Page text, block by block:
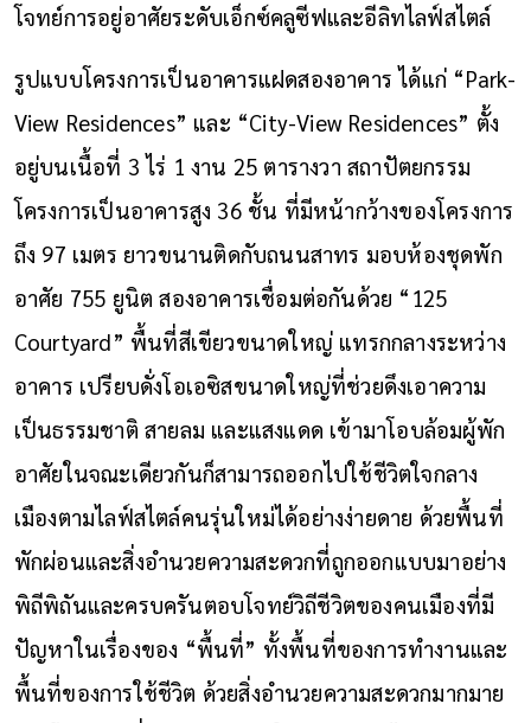
โจทย์การอยู่อาศัยระดับเอ็กซ์คลูซีฟและอีลิทไลฟ์สไตล์
รูปแบบโครงการเป็นอาคารแฝดสองอาคาร ได้แก่ “Park-
View Residences” และ “City-View Residences” ตั้ง
อยู่บนเนื้อที่ 3 ไร่ 1 งาน 25 ตารางวา สถาปัตยกรรม
โครงการเป็นอาคารสูง 36 ชั้น ที่มีหน้ากว้างของโครงการ
ถึง 97 เมตร ยาวขนานติดกับถนนสาทร มอบห้องชุดพัก
อาศัย 755 ยูนิต สองอาคารเชื่อมต่อกันด้วย “125
Courtyard” พื้นที่สีเขียวขนาดใหญ่ แทรกกลางระหว่าง
อาคาร เปรียบดั่งโอเอซิสขนาดใหญ่ที่ช่วยดึงเอาความ
เป็นธรรมชาติ สายลม และแสงแดด เข้ามาโอบล้อมผู้พัก
อาศัยในจณะเดียวกันก็สามารถออกไปใช้ชีวิตใจกลาง
เมืองตามไลฟ์สไตล์คนรุ่นใหม่ได้อย่างง่ายดาย ด้วยพื้นที่
พักผ่อนและสิ่งอำนวยความสะดวกที่ถูกออกแบบมาอย่าง
พิถีพิถันและครบครันตอบโจทย์วิถีชีวิตของคนเมืองที่มี
ปัญหาในเรื่องของ “พื้นที่” ทั้งพื้นที่ของการทำงานและ
พื้นที่ของการใช้ชีวิต ด้วยสิ่งอำนวยความสะดวกมากมาย